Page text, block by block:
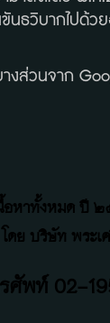
ขันธวิบากไปด้
ส่วนจาก
อหาทั้งหมด ปี
ดย บริษัท พระ
ศัพท์ 02-